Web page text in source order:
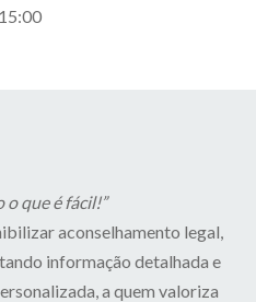
o que é fácil!”
aconselhamento legal,
informação detalhada e
a quem valoriza